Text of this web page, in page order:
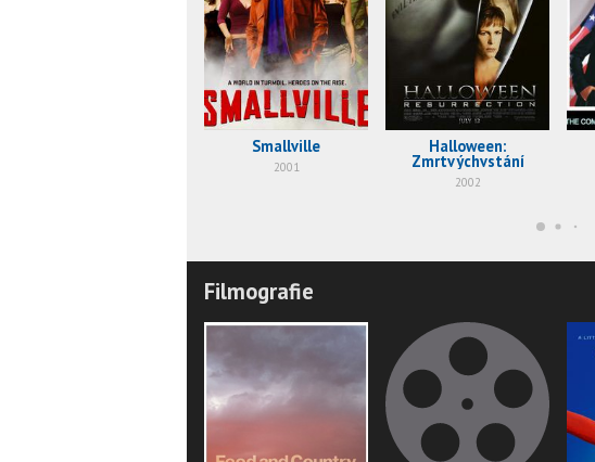
Smallville
2001
Halloween:
Zmrtvýchvstání
2002
Filmografie